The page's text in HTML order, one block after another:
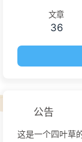
文章
36
公告
这是一个四叶草